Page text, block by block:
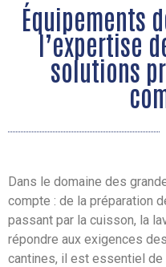
Équipements
l’expertise
solutions
Dans le domaine des
compte : de la préparation
passant par la cuisson, la
répondre aux exigences
cantines, il est essentiel de